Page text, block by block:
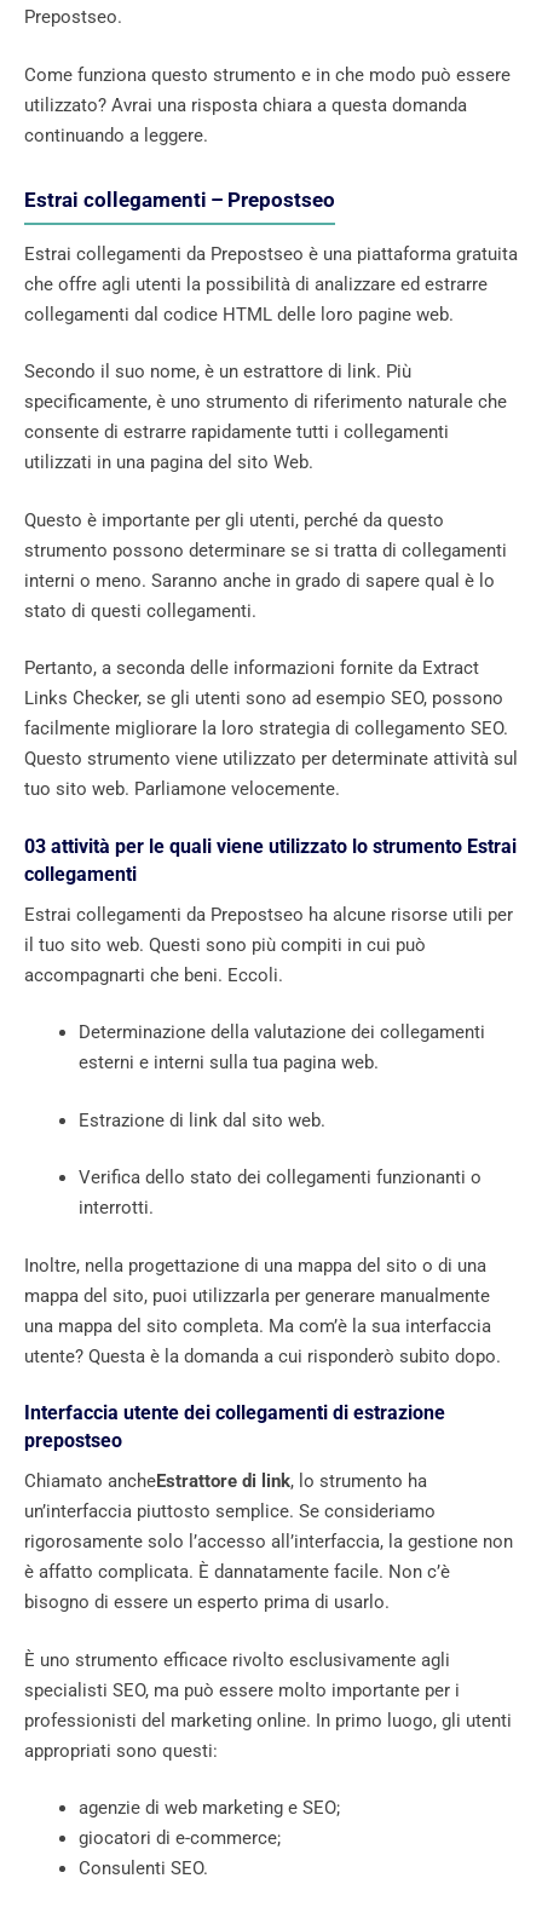
Prepostseo.
Come funziona questo strumento e in che modo può essere
utilizzato? Avrai una risposta chiara a questa domanda
continuando a leggere.
Estrai collegamenti – Prepostseo
Estrai collegamenti da Prepostseo è una piattaforma gratuita
che offre agli utenti la possibilità di analizzare ed estrarre
collegamenti dal codice HTML delle loro pagine web.
Secondo il suo nome, è un estrattore di link. Più
specificamente, è uno strumento di riferimento naturale che
consente di estrarre rapidamente tutti i collegamenti
utilizzati in una pagina del sito Web.
Questo è importante per gli utenti, perché da questo
strumento possono determinare se si tratta di collegamenti
interni o meno. Saranno anche in grado di sapere qual è lo
stato di questi collegamenti.
Pertanto, a seconda delle informazioni fornite da Extract
Links Checker, se gli utenti sono ad esempio SEO, possono
facilmente migliorare la loro strategia di collegamento SEO.
Questo strumento viene utilizzato per determinate attività sul
tuo sito web. Parliamone velocemente.
03 attività per le quali viene utilizzato lo strumento Estrai
collegamenti
Estrai collegamenti da Prepostseo ha alcune risorse utili per
il tuo sito web. Questi sono più compiti in cui può
accompagnarti che beni. Eccoli.
Determinazione della valutazione dei collegamenti
esterni e interni sulla tua pagina web.
Estrazione di link dal sito web.
Verifica dello stato dei collegamenti funzionanti o
interrotti.
Inoltre, nella progettazione di una mappa del sito o di una
mappa del sito, puoi utilizzarla per generare manualmente
una mappa del sito completa. Ma com’è la sua interfaccia
utente? Questa è la domanda a cui risponderò subito dopo.
Interfaccia utente dei collegamenti di estrazione
prepostseo
Chiamato ancheEstrattore di link, lo strumento ha
un’interfaccia piuttosto semplice. Se consideriamo
rigorosamente solo l’accesso all’interfaccia, la gestione non
è affatto complicata. È dannatamente facile. Non c’è
bisogno di essere un esperto prima di usarlo.
È uno strumento efficace rivolto esclusivamente agli
specialisti SEO, ma può essere molto importante per i
professionisti del marketing online. In primo luogo, gli utenti
appropriati sono questi:
agenzie di web marketing e SEO;
giocatori di e-commerce;
Consulenti SEO.